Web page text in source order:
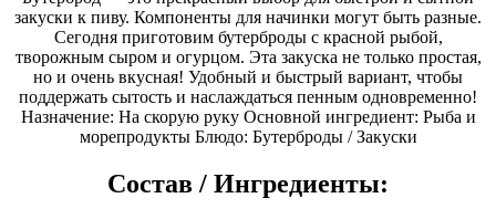
закуски к пиву. Компоненты для начинки могут быть разные.
Сегодня приготовим бутерброды с красной рыбой,
творожным сыром и огурцом. Эта закуска не только простая,
но и очень вкусная! Удобный и быстрый вариант, чтобы
поддержать сытость и наслаждаться пенным одновременно!
Назначение: На скорую руку Основной ингредиент: Рыба и
морепродукты Блюдо: Бутерброды / Закуски
Состав / Ингредиенты: